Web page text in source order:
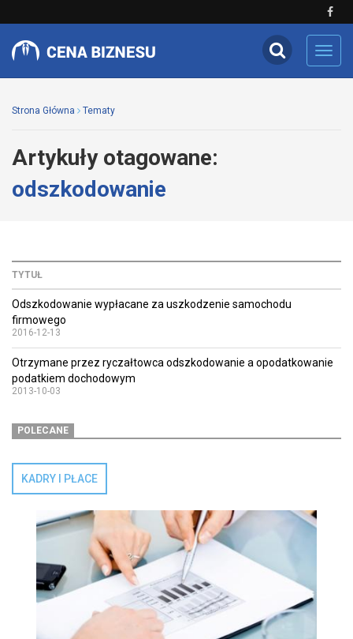
Strona Główna Tematy
Artykuły otagowane:
odszkodowanie
TYTUŁ
Odszkodowanie wypłacane za uszkodzenie samochodu
firmowego
2016-12-13
Otrzymane przez ryczałtowca odszkodowanie a opodatkowanie
podatkiem dochodowym
2013-10-03
POLECANE
KADRY I PŁACE